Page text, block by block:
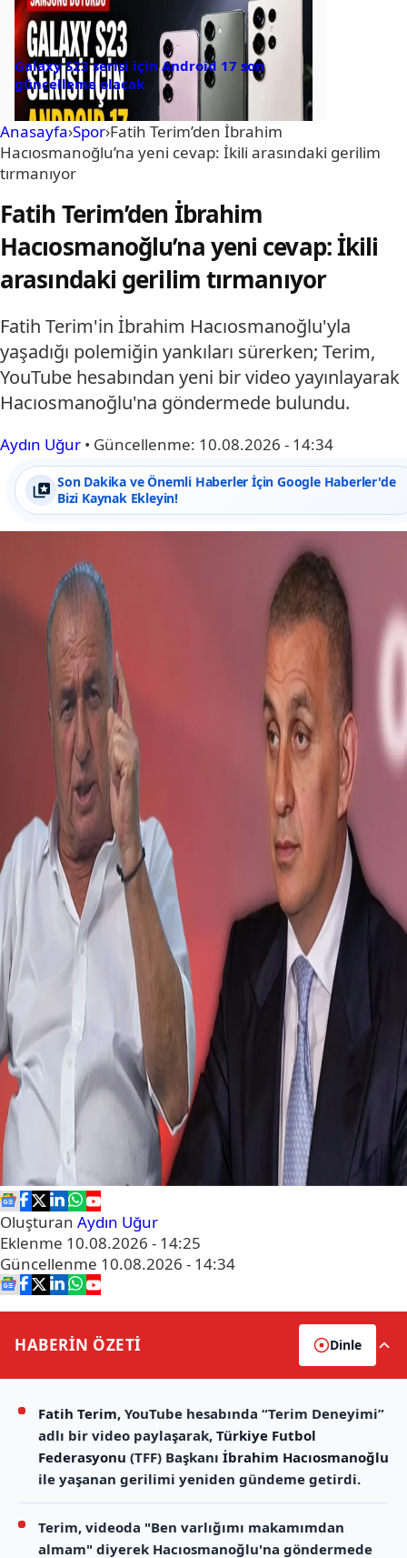
Galaxy S23 serisi için Android 17 son
güncelleme olacak
Anasayfa›Spor›Fatih Terim’den İbrahim
Hacıosmanoğlu’na yeni cevap: İkili arasındaki gerilim
tırmanıyor
Fatih Terim’den İbrahim
Hacıosmanoğlu’na yeni cevap: İkili
arasındaki gerilim tırmanıyor
Fatih Terim'in İbrahim Hacıosmanoğlu'yla
yaşadığı polemiğin yankıları sürerken; Terim,
YouTube hesabından yeni bir video yayınlayarak
Hacıosmanoğlu'na göndermede bulundu.
Aydın Uğur • Güncellenme: 10.08.2026 - 14:34
Son Dakika ve Önemli Haberler İçin Google Haberler'de
Bizi Kaynak Ekleyin!
Oluşturan Aydın Uğur
Eklenme 10.08.2026 - 14:25
Güncellenme 10.08.2026 - 14:34
HABERİN ÖZETİ Dinle
Fatih Terim, YouTube hesabında “Terim Deneyimi”
adlı bir video paylaşarak, Türkiye Futbol
Federasyonu (TFF) Başkanı İbrahim Hacıosmanoğlu
ile yaşanan gerilimi yeniden gündeme getirdi.
Terim, videoda "Ben varlığımı makamımdan
almam" diyerek Hacıosmanoğlu'na göndermede